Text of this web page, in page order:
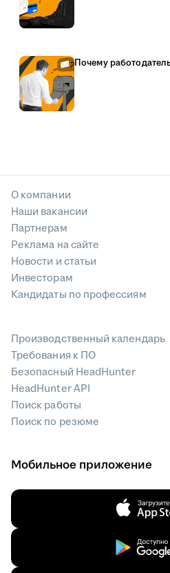
Почему
О компании
Наши вакансии
Партнерам
Реклама на сайте
Новости и статьи
Инвесторам
Кандидаты по профессиям
Производственный календарь
Требования к ПО
Безопасный HeadHunter
HeadHunter API
Поиск работы
Поиск по резюме
Мобильное приложение